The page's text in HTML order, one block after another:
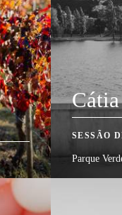
SESSÃO
Parque